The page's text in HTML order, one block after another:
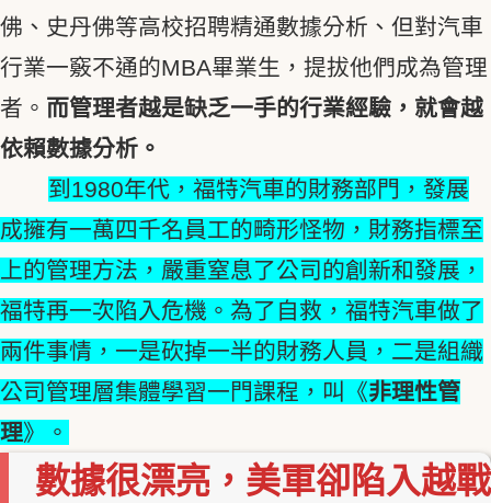
佛、史丹佛等高校招聘精通數據分析、但對汽車
行業一竅不通的MBA畢業生，提拔他們成為管理
者。 而管理者越是缺乏一手的行業經驗，就會越
依賴數據分析。
到1980年代，福特汽車的財務部門，發展
成擁有一萬四千名員工的畸形怪物，財務指標至
上的管理方法，嚴重窒息了公司的創新和發展，
福特再一次陷入危機。為了自救，福特汽車做了
兩件事情，一是砍掉一半的財務人員，二是組織
公司管理層集體學習一門課程，叫《非理性管
理》。
數據很漂亮，美軍卻陷入越戰